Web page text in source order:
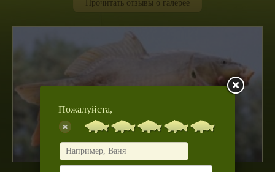
Прочитать отзывы о галерее
Пожалуйста,